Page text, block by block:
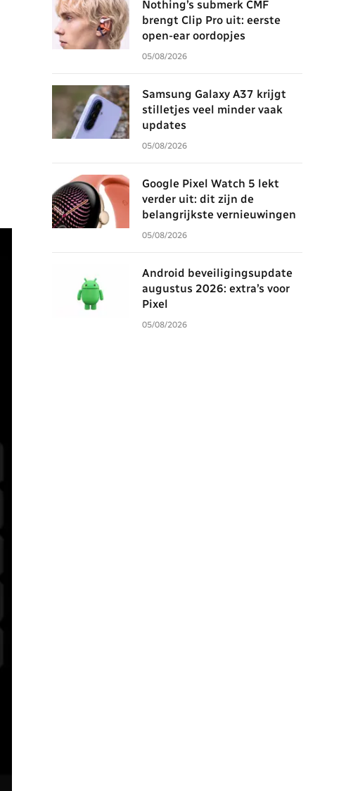
Nothing’s submerk CMF
brengt Clip Pro uit: eerste
open-ear oordopjes
05/08/2026
Samsung Galaxy A37 krijgt
stilletjes veel minder vaak
updates
05/08/2026
Google Pixel Watch 5 lekt
verder uit: dit zijn de
belangrijkste vernieuwingen
05/08/2026
Android beveiligingsupdate
augustus 2026: extra’s voor
Pixel
05/08/2026